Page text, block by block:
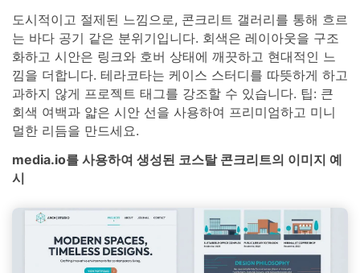
도시적이고 절제된 느낌으로, 콘크리트 갤러리를 통해 흐르
는 바다 공기 같은 분위기입니다. 회색은 레이아웃을 구조
화하고 시안은 링크와 호버 상태에 깨끗하고 현대적인 느
낌을 더합니다. 테라코타는 케이스 스터디를 따뜻하게 하고
과하지 않게 프로젝트 태그를 강조할 수 있습니다. 팁: 큰
회색 여백과 얇은 시안 선을 사용하여 프리미엄하고 미니
멀한 리듬을 만드세요.
media.io를 사용하여 생성된 코스탈 콘크리트의 이미지 예
시